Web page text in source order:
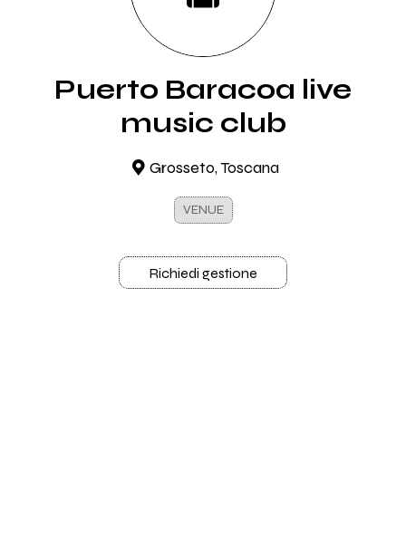
Puerto Baracoa live
music club
Grosseto, Toscana
VENUE
Richiedi gestione